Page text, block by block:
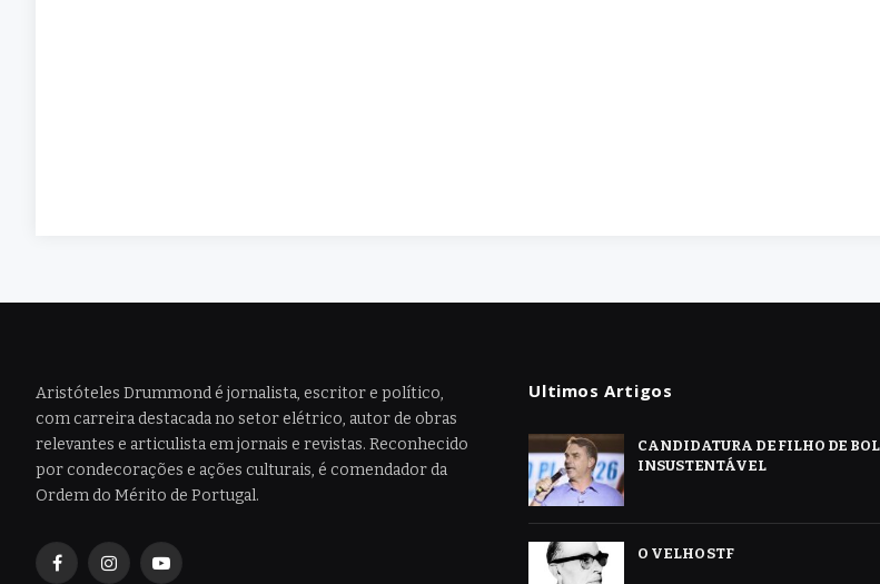
Aristóteles Drummond é jornalista, escritor e político,
com carreira destacada no setor elétrico, autor de obras
relevantes e articulista em jornais e revistas. Reconhecido
por condecorações e ações culturais, é comendador da
Ordem do Mérito de Portugal.
FacebookInstagramYouTube
Ultimos Artigos
CANDIDATURA DE FILHO DE
INSUSTENTÁVEL
O VELHO STF